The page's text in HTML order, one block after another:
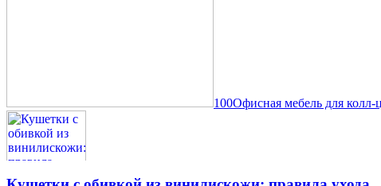
100Офисная мебель для колл-